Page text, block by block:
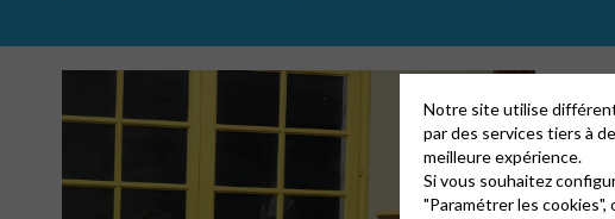
Notre site utilise
par des services tiers à
meilleure expérience.
Si vous souhaitez
"Paramétrer les